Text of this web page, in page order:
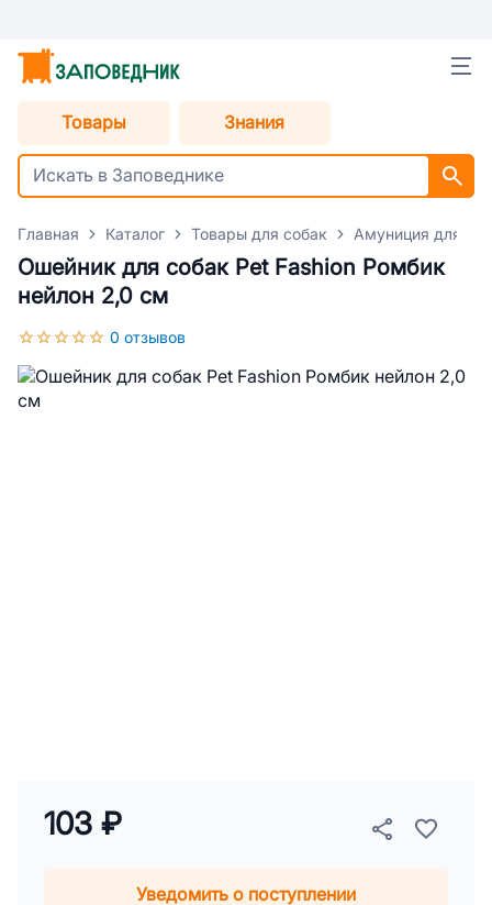
Товары Знания
Главная Каталог Товары для собак Амуниция для
Ошейник для собак Pet Fashion Ромбик
нейлон 2,0 см
0 отзывов
103 ₽
Уведомить о поступлении